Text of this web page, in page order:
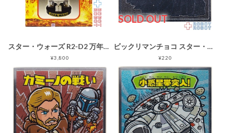
スター・ウォーズ R2-D2 万年カレンダー フィギュア 箱入
¥3,800
SOLD OUT
ビックリマンチョコ スター・ウォーズ 名シーン総集編 コレクターシール No.18暗黒卿到着
¥220